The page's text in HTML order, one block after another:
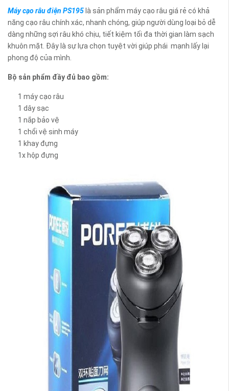
Máy cạo râu điện PS195 là sản phẩm máy cạo râu giá rẻ có khả
năng cạo râu chính xác, nhanh chóng, giúp người dùng loại bỏ dễ
dàng những sợi râu khó chịu, tiết kiệm tối đa thời gian làm sạch
khuôn mặt. Đây là sự lựa chọn tuyệt vời giúp phái mạnh lấy lại
phong độ của mình.
Bộ sản phẩm đầy đủ bao gồm:
1 máy cạo râu
1 dây sạc
1 nắp bảo vệ
1 chổi vệ sinh máy
1 khay đựng
1x hộp đựng